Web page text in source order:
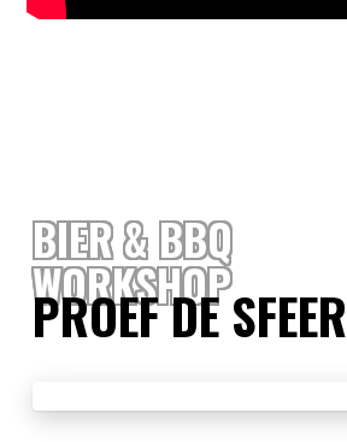
BIER & BBQ
WORKSHOP
PROEF DE SFEER